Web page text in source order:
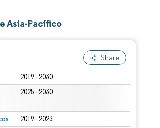
Asia-Pacífico
Share
2019 - 2030
2025 - 2030
2019 - 2023